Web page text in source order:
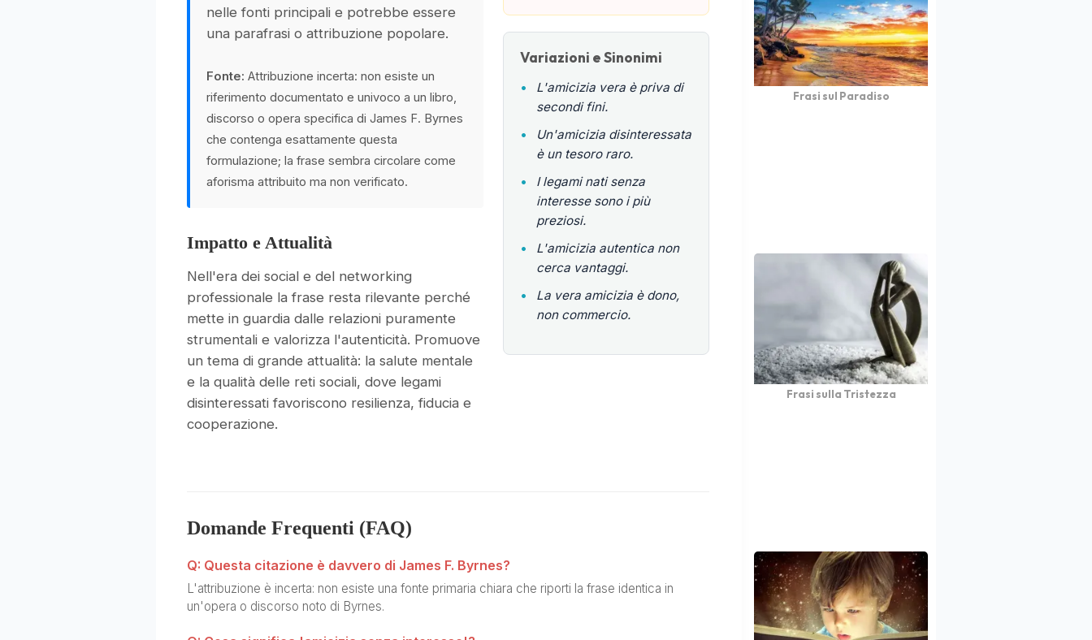
nelle fonti principali e potrebbe essere
una parafrasi o attribuzione popolare.
Fonte: Attribuzione incerta: non esiste un
riferimento documentato e univoco a un libro,
discorso o opera specifica di James F. Byrnes
che contenga esattamente questa
formulazione; la frase sembra circolare come
aforisma attribuito ma non verificato.
Impatto e Attualità
Nell'era dei social e del networking
professionale la frase resta rilevante perché
mette in guardia dalle relazioni puramente
strumentali e valorizza l'autenticità. Promuove
un tema di grande attualità: la salute mentale
e la qualità delle reti sociali, dove legami
disinteressati favoriscono resilienza, fiducia e
cooperazione.
Variazioni e Sinonimi
•
L'amicizia vera è priva di
secondi fini.
•
Un'amicizia disinteressata
è un tesoro raro.
•
I legami nati senza
interesse sono i più
preziosi.
•
L'amicizia autentica non
cerca vantaggi.
•
La vera amicizia è dono,
non commercio.
Domande Frequenti (FAQ)
Q: Questa citazione è davvero di James F. Byrnes?
L'attribuzione è incerta: non esiste una fonte primaria chiara che riporti la frase identica in
un'opera o discorso noto di Byrnes.
Frasi sul Paradiso
Frasi sulla Tristezza